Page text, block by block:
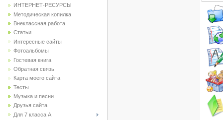
ИНТЕРНЕТ-РЕСУРСЫ
Методическая копилка
Внеклассная работа
Статьи
Интересные сайты
Фотоальбомы
Гостевая книга
Обратная связь
Карта моего сайта
Тесты
Музыка и песни
Друзья сайта
Для 7 класса А